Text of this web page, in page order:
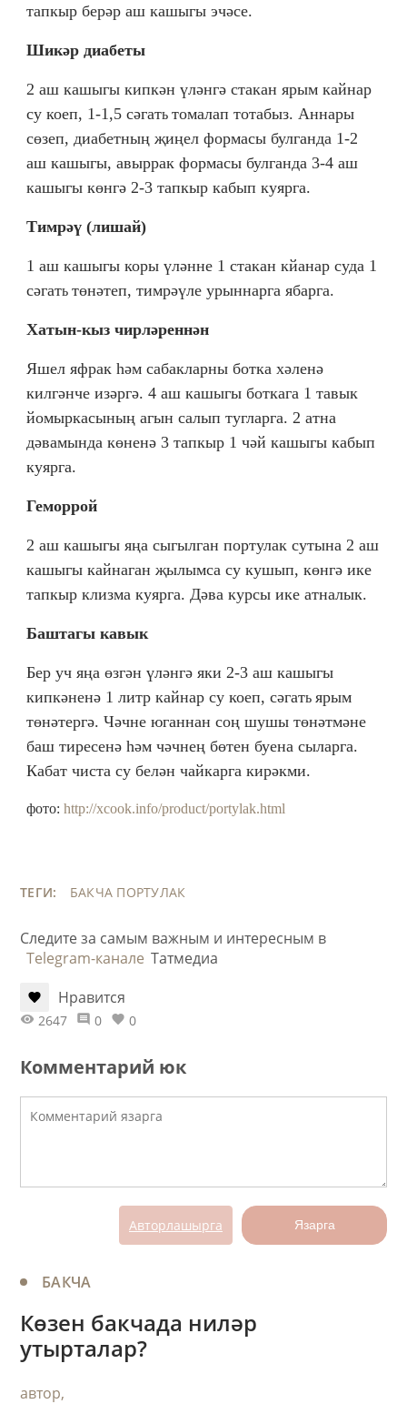
тапкыр берәр аш кашыгы эчәсе.
Шикәр диабеты
2 аш кашыгы кипкән үләнгә стакан ярым кайнар
су коеп, 1-1,5 сәгать томалап тотабыз. Аннары
сөзеп, диабетның җиңел формасы булганда 1-2
аш кашыгы, авыррак формасы булганда 3-4 аш
кашыгы көнгә 2-3 тапкыр кабып куярга.
Тимрәү (лишай)
1 аш кашыгы коры үләнне 1 стакан кйанар суда 1
сәгать төнәтеп, тимрәүле урыннарга ябарга.
Хатын-кыз чирләреннән
Яшел яфрак һәм сабакларны ботка хәленә
килгәнче изәргә. 4 аш кашыгы боткага 1 тавык
йомыркасының агын салып тугларга. 2 атна
дәвамында көненә 3 тапкыр 1 чәй кашыгы кабып
куярга.
Геморрой
2 аш кашыгы яңа сыгылган портулак сутына 2 аш
кашыгы кайнаган җылымса су кушып, көнгә ике
тапкыр клизма куярга. Дәва курсы ике атналык.
Баштагы кавык
Бер уч яңа өзгән үләнгә яки 2-3 аш кашыгы
кипкәненә 1 литр кайнар су коеп, сәгать ярым
төнәтергә. Чәчне юганнан соң шушы төнәтмәне
баш тиресенә һәм чәчнең бөтен буена сыларга.
Кабат чиста су белән чайкарга кирәкми.
фото: http://xcook.info/product/portylak.html
ТЕГИ: БАКЧА ПОРТУЛАК
Следите за самым важным и интересным в
Telegram-канале Татмедиа
Нравится
2647 0 0
Комментарий юк
Авторлашырга Язарга
БАКЧА
Көзен бакчада ниләр
утырталар?
автор,